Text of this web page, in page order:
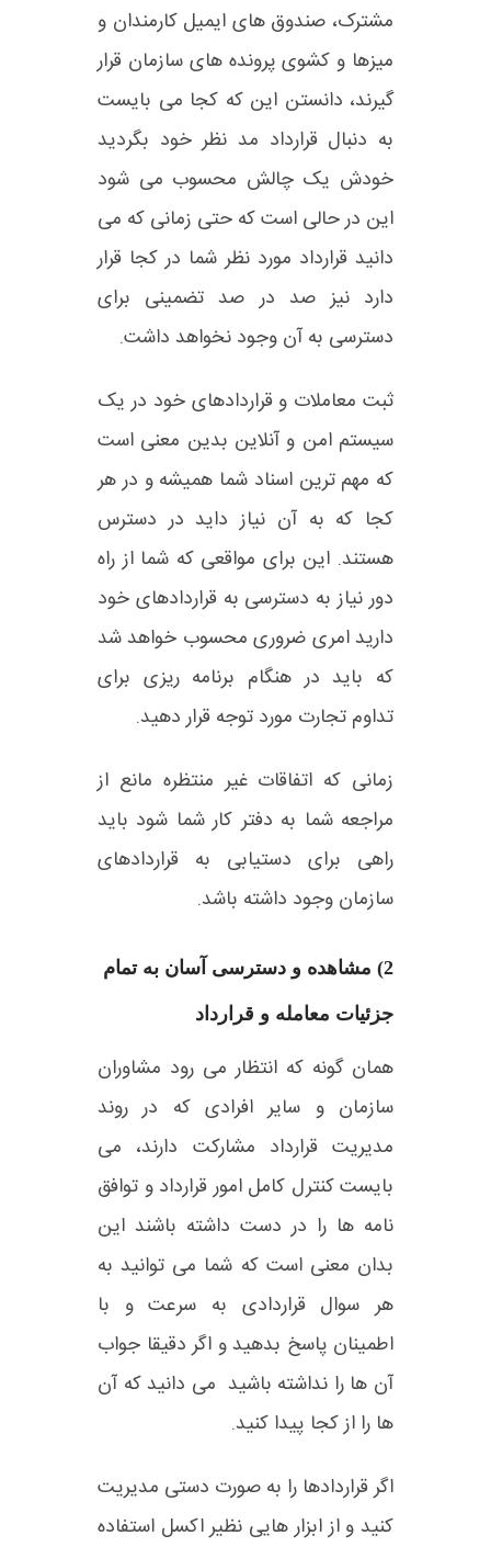
مشترک، صندوق های ایمیل کارمندان و
میزها و کشوی پرونده های سازمان قرار
گیرند، دانستن این که کجا می بایست
به دنبال قرارداد مد نظر خود بگردید
خودش یک چالش محسوب می شود
این در حالی است که حتی زمانی که می
دانید قرارداد مورد نظر شما در کجا قرار
دارد نیز صد در صد تضمینی برای
دسترسی به آن وجود نخواهد داشت.
ثبت معاملات و قراردادهای خود در یک
سیستم امن و آنلاین بدین معنی است
که مهم ترین اسناد شما همیشه و در هر
کجا که به آن نیاز داید در دسترس
هستند. این برای مواقعی که شما از راه
دور نیاز به دسترسی به قراردادهای خود
دارید امری ضروری محسوب خواهد شد
که باید در هنگام برنامه ریزی برای
تداوم تجارت مورد توجه قرار دهید.
زمانی که اتفاقات غیر منتظره مانع از
مراجعه شما به دفتر کار شما شود باید
راهی برای دستیابی به قراردادهای
سازمان وجود داشته باشد.
2) مشاهده و دسترسی آسان به تمام
جزئیات معامله و قرارداد
همان گونه که انتظار می رود مشاوران
سازمان و سایر افرادی که در روند
مدیریت قرارداد مشارکت دارند، می
بایست کنترل کامل امور قرارداد و توافق
نامه ها را در دست داشته باشند این
بدان معنی است که شما می توانید به
هر سوال قراردادی به سرعت و با
اطمینان پاسخ بدهید و اگر دقیقا جواب
آن ها را نداشته باشید می دانید که آن
ها را از کجا پیدا کنید.
اگر قراردادها را به صورت دستی مدیریت
کنید و از ابزار هایی نظیر اکسل استفاده